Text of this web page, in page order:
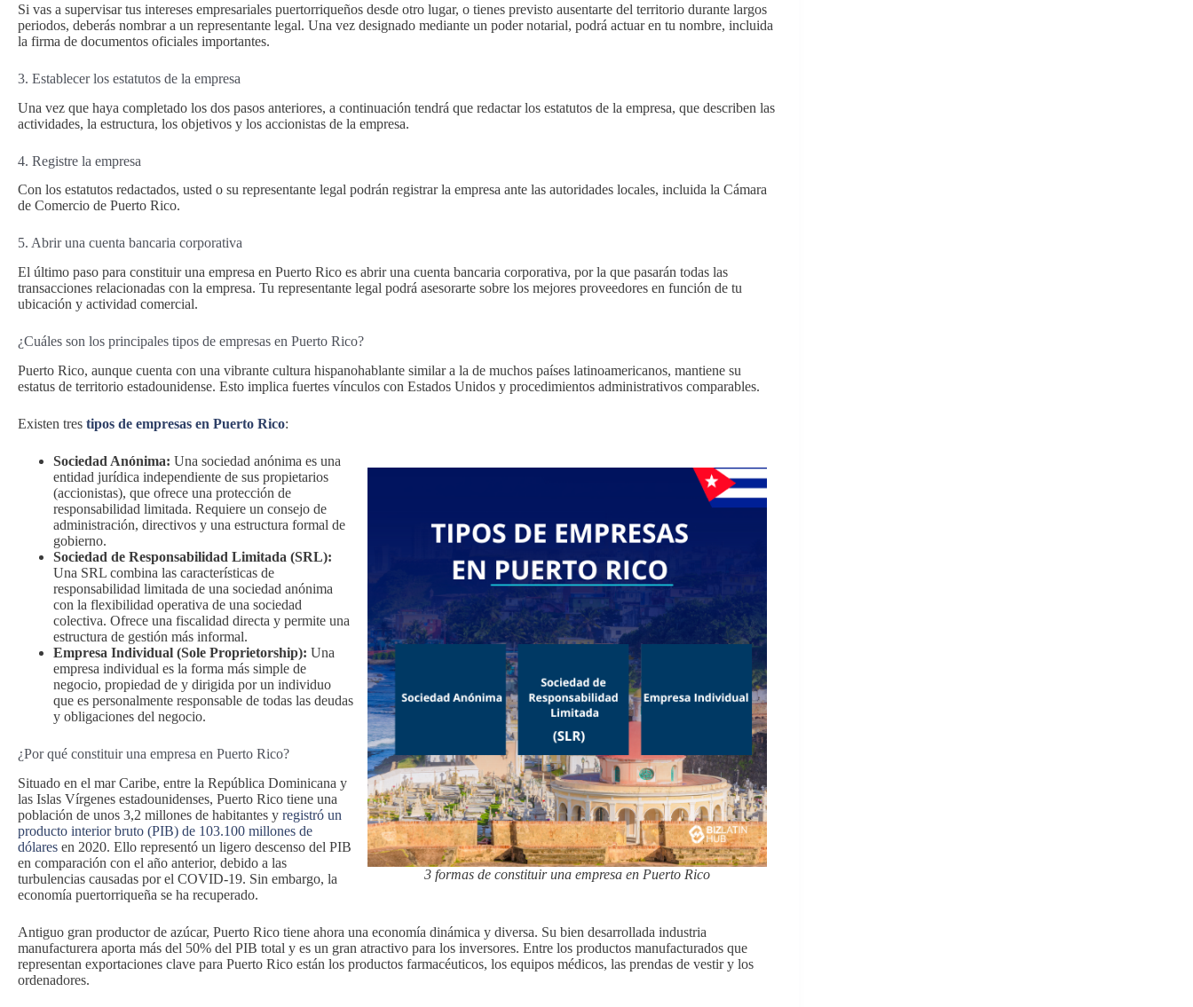
Si vas a supervisar tus intereses empresariales puertorriqueños desde otro lugar, o tienes previsto ausentarte del territorio durante largos
periodos, deberás nombrar a un representante legal. Una vez designado mediante un poder notarial, podrá actuar en tu nombre, incluida
la firma de documentos oficiales importantes.
3. Establecer los estatutos de la empresa
Una vez que haya completado los dos pasos anteriores, a continuación tendrá que redactar los estatutos de la empresa, que describen las
actividades, la estructura, los objetivos y los accionistas de la empresa.
4. Registre la empresa
Con los estatutos redactados, usted o su representante legal podrán registrar la empresa ante las autoridades locales, incluida la Cámara
de Comercio de Puerto Rico.
5. Abrir una cuenta bancaria corporativa
El último paso para constituir una empresa en Puerto Rico es abrir una cuenta bancaria corporativa, por la que pasarán todas las
transacciones relacionadas con la empresa. Tu representante legal podrá asesorarte sobre los mejores proveedores en función de tu
ubicación y actividad comercial.
¿Cuáles son los principales tipos de empresas en Puerto Rico?
Puerto Rico, aunque cuenta con una vibrante cultura hispanohablante similar a la de muchos países latinoamericanos, mantiene su
estatus de territorio estadounidense. Esto implica fuertes vínculos con Estados Unidos y procedimientos administrativos comparables.
Existen tres tipos de empresas en Puerto Rico:
3 formas de constituir una empresa en Puerto Rico
Sociedad Anónima: Una sociedad anónima es una
entidad jurídica independiente de sus propietarios
(accionistas), que ofrece una protección de
responsabilidad limitada. Requiere un consejo de
administración, directivos y una estructura formal de
gobierno.
Sociedad de Responsabilidad Limitada (SRL):
Una SRL combina las características de
responsabilidad limitada de una sociedad anónima
con la flexibilidad operativa de una sociedad
colectiva. Ofrece una fiscalidad directa y permite una
estructura de gestión más informal.
Empresa Individual (Sole Proprietorship): Una
empresa individual es la forma más simple de
negocio, propiedad de y dirigida por un individuo
que es personalmente responsable de todas las deudas
y obligaciones del negocio.
¿Por qué constituir una empresa en Puerto Rico?
Situado en el mar Caribe, entre la República Dominicana y
las Islas Vírgenes estadounidenses, Puerto Rico tiene una
población de unos 3,2 millones de habitantes y registró un
producto interior bruto (PIB) de 103.100 millones de
dólares en 2020. Ello representó un ligero descenso del PIB
en comparación con el año anterior, debido a las
turbulencias causadas por el COVID-19. Sin embargo, la
economía puertorriqueña se ha recuperado.
Antiguo gran productor de azúcar, Puerto Rico tiene ahora una economía dinámica y diversa. Su bien desarrollada industria
manufacturera aporta más del 50% del PIB total y es un gran atractivo para los inversores. Entre los productos manufacturados que
representan exportaciones clave para Puerto Rico están los productos farmacéuticos, los equipos médicos, las prendas de vestir y los
ordenadores.